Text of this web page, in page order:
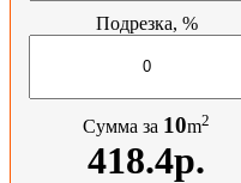
Подрезка, %
Сумма за 10m2
418.4р.